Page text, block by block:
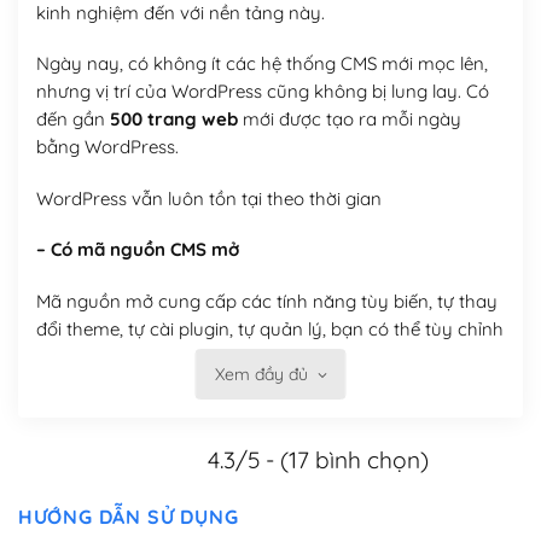
kinh nghiệm đến với nền tảng này.
Ngày nay, có không ít các hệ thống CMS mới mọc lên,
nhưng vị trí của WordPress cũng không bị lung lay. Có
đến gần 500 trang webmới được tạo ra mỗi ngày
bằng WordPress.
WordPress vẫn luôn tồn tại theo thời gian
– Có mã nguồn CMS mở
Mã nguồn mở cung cấp các tính năng tùy biến, tự thay
đổi theme, tự cài plugin, tự quản lý, bạn có thể tùy chỉnh
Có thể tùy biến trên website WordPress
Xem đầy đủ
4.3/5 - (17 bình chọn)
HƯỚNG DẪN SỬ DỤNG